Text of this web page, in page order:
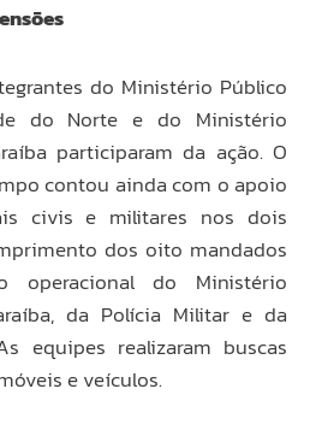
do Ministério Público
do Norte e do Ministério
participaram da ação. O
contou ainda com o apoio
civis e militares nos dois
dos oito mandados
operacional do Ministério
da Polícia Militar e da
equipes realizaram buscas
e veículos.